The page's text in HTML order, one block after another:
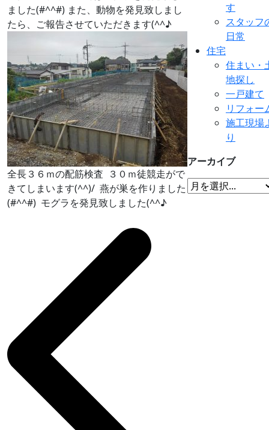
ました(#^^#) また、動物を発見致しまし
たら、ご報告させていただきます(^^♪
全長３６ｍの配筋検査 ３０ｍ徒競走がで
きてしまいます(^^)/ 燕が巣を作りました
(#^^#) モグラを発見致しました(^^♪
す
スタッフ
日常
住宅
住まい・
地探し
一戸建て
リフォー
施工現場
り
アーカイブ